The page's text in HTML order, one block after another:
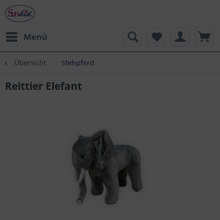
Menü
Übersicht Stehpferd
Reittier Elefant